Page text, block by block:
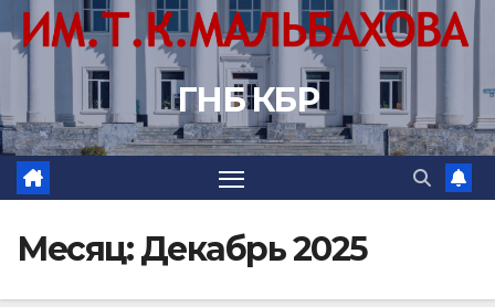
ГНБ КБР
Месяц:Декабрь 2025